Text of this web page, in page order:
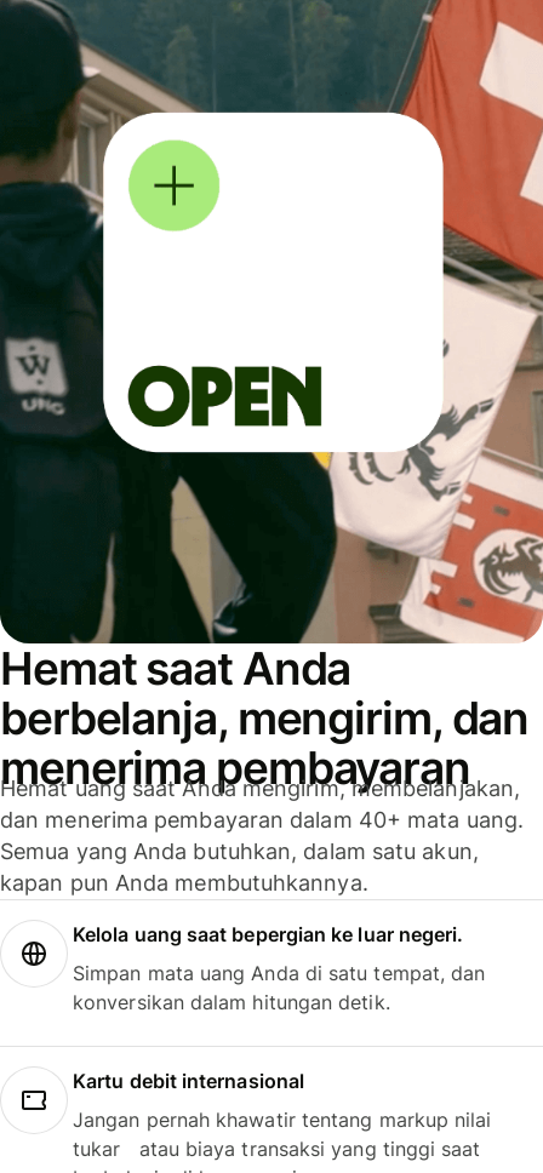
Hemat saat Anda
berbelanja, mengirim, dan
menerima pembayaran
Hemat uang saat Anda mengirim, membelanjakan,
dan menerima pembayaran dalam 40+ mata uang.
Semua yang Anda butuhkan, dalam satu akun,
kapan pun Anda membutuhkannya.
Kelola uang saat bepergian ke luar negeri.
Simpan mata uang Anda di satu tempat, dan
konversikan dalam hitungan detik.
Kartu debit internasional
Jangan pernah khawatir tentang markup nilai
tukar atau biaya transaksi yang tinggi saat